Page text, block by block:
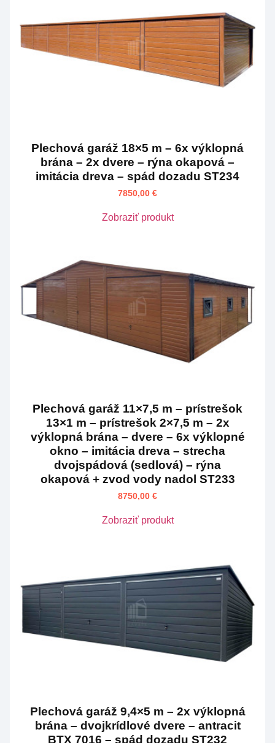
Plechová garáž 18×5 m – 6x výklopná
brána – 2x dvere – rýna okapová –
imitácia dreva – spád dozadu ST234
7850,00 €
Zobraziť produkt
Plechová garáž 11×7,5 m – prístrešok
13×1 m – prístrešok 2×7,5 m – 2x
výklopná brána – dvere – 6x výklopné
okno – imitácia dreva – strecha
dvojspádová (sedlová) – rýna
okapová + zvod vody nadol ST233
8750,00 €
Zobraziť produkt
Plechová garáž 9,4×5 m – 2x výklopná
brána – dvojkrídlové dvere – antracit
BTX 7016 – spád dozadu ST232